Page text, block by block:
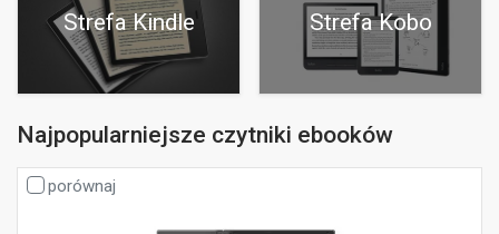
Strefa Kindle Strefa Kobo
Najpopularniejsze czytniki ebooków
porównaj